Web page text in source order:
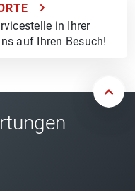
in Ihrer
auf Ihren Besuch!